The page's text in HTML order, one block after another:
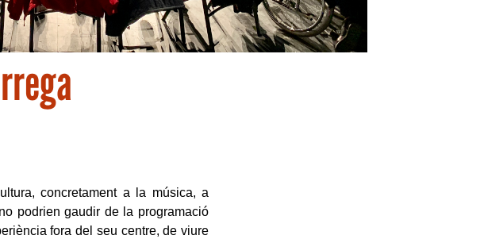
concretament a la música, a
podrien gaudir de la programació
fora del seu centre, de viure